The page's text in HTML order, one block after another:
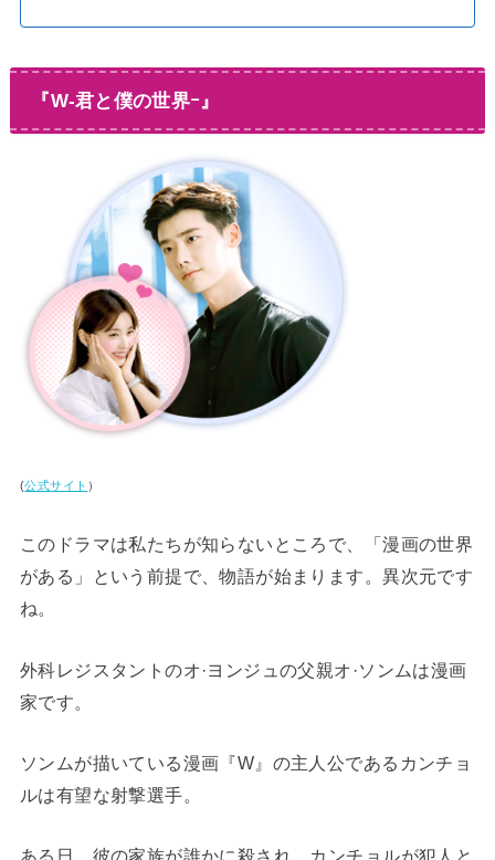
『W-君と僕の世界ｰ』
(公式サイト ）
このドラマは私たちが知らないところで、「漫画の世界
がある」という前提で、物語が始まります。異次元です
ね。
外科レジスタントのオ·ヨンジュの父親オ·ソンムは漫画
家です。
ソンムが描いている漫画『W』の主人公であるカンチョ
ルは有望な射撃選手。
ある日、彼の家族が誰かに殺され、カンチョルが犯人と